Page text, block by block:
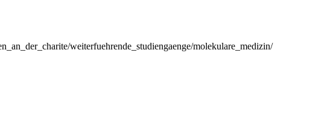
weiterfuehrende_studiengaenge/molekulare_medizin/